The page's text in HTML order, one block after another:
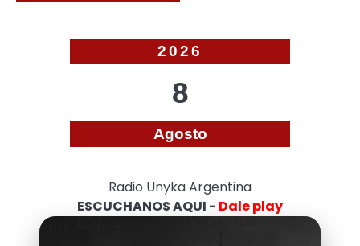
2026
8
Agosto
Radio Unyka Argentina
ESCUCHANOS AQUI - Dale play